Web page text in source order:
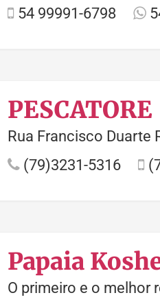
54 99991-6798
PESCATORE
Rua Francisco Duarte
(79)3231-5316
Papaia
O primeiro e o melhor